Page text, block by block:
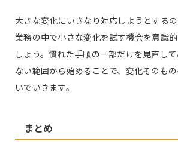
大きな変化にいきなり対応しようとする
業務の中で小さな変化を試す機会を意識
しょう。慣れた手順の一部だけを見直し
ない範囲から始めることで、変化そのも
いでいきます。
まとめ